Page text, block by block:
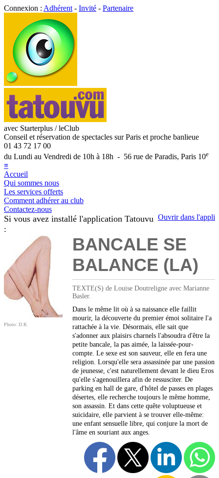
Connexion : Adhérent - Invité - Partenaire
avec Starterplus / leClub
Conseil et réservation de spectacles sur Paris et proche banlieue
01 43 72 17 00
du Lundi au Vendredi de 10h à 18h - 56 rue de Paradis, Paris 10e
≡
Accueil
Qui sommes nous
Les services offerts
Comment adhérer au club
Contactez-nous
Ouvrir dans l'appli
Si vous avez installé l'application Tatouvu
:
Photo: D.R.
BANCALE SE
BALANCE (LA)
TEXTE(S) de Louise Doutreligne avec Marianne
Basler.
Dans le même lit où à sa naissance elle faillit
mourir, la découverte du premier émoi solitaire l'a
rattachée à la vie. Désormais, elle sait que
s'adonner aux plaisirs charnels l'absoudra d'être la
petite bancale, la pas aimée, la laissée-pour-
compte. Le sexe est son sauveur, elle en fera une
religion. Lorsqu'elle sera assassinée par une passion
de jeunesse, c'est naturellement devant le dieu Eros
qu'elle s'agenouillera afin de ressusciter. De
parking en hall de gare, d'hôtel de passes en plages
désertes, elle recherche toujours le même homme,
son assassin. Et dans cette quête voluptueuse et
suicidaire, elle parvient à se trouver elle-même:
une enfant sensuelle libre, qui conjure la mort de
l'âme en souriant aux anges.